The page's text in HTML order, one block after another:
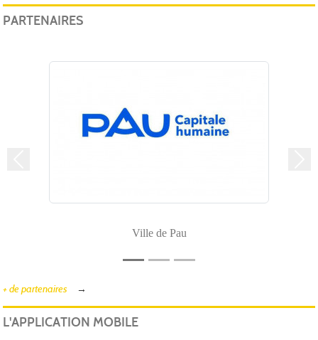
PARTENAIRES
Ville de Pau
+ de partenaires
L'APPLICATION MOBILE